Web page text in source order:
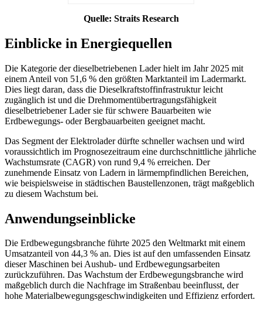
Quelle: Straits Research
Einblicke in Energiequellen
Die Kategorie der dieselbetriebenen Lader hielt im Jahr 2025 mit
einem Anteil von 51,6 % den größten Marktanteil im Ladermarkt.
Dies liegt daran, dass die Dieselkraftstoffinfrastruktur leicht
zugänglich ist und die Drehmomentübertragungsfähigkeit
dieselbetriebener Lader sie für schwere Bauarbeiten wie
Erdbewegungs- oder Bergbauarbeiten geeignet macht.
Das Segment der Elektrolader dürfte schneller wachsen und wird
voraussichtlich im Prognosezeitraum eine durchschnittliche jährliche
Wachstumsrate (CAGR) von rund 9,4 % erreichen. Der
zunehmende Einsatz von Ladern in lärmempfindlichen Bereichen,
wie beispielsweise in städtischen Baustellenzonen, trägt maßgeblich
zu diesem Wachstum bei.
Anwendungseinblicke
Die Erdbewegungsbranche führte 2025 den Weltmarkt mit einem
Umsatzanteil von 44,3 % an. Dies ist auf den umfassenden Einsatz
dieser Maschinen bei Aushub- und Erdbewegungsarbeiten
zurückzuführen. Das Wachstum der Erdbewegungsbranche wird
maßgeblich durch die Nachfrage im Straßenbau beeinflusst, der
hohe Materialbewegungsgeschwindigkeiten und Effizienz erfordert.